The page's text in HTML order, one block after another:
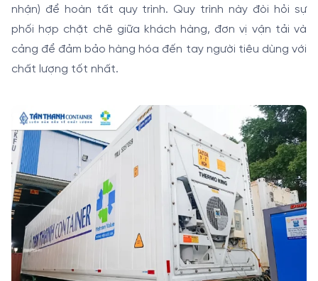
nhận) để hoàn tất quy trình. Quy trình này đòi hỏi sự
phối hợp chặt chẽ giữa khách hàng, đơn vị vận tải và
cảng để đảm bảo hàng hóa đến tay người tiêu dùng với
chất lượng tốt nhất.